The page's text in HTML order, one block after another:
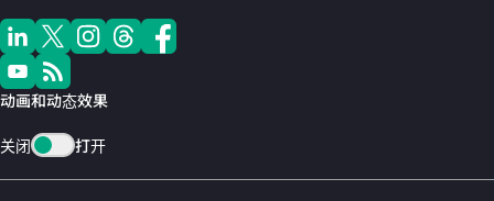
动画和动态效果
关闭 打开